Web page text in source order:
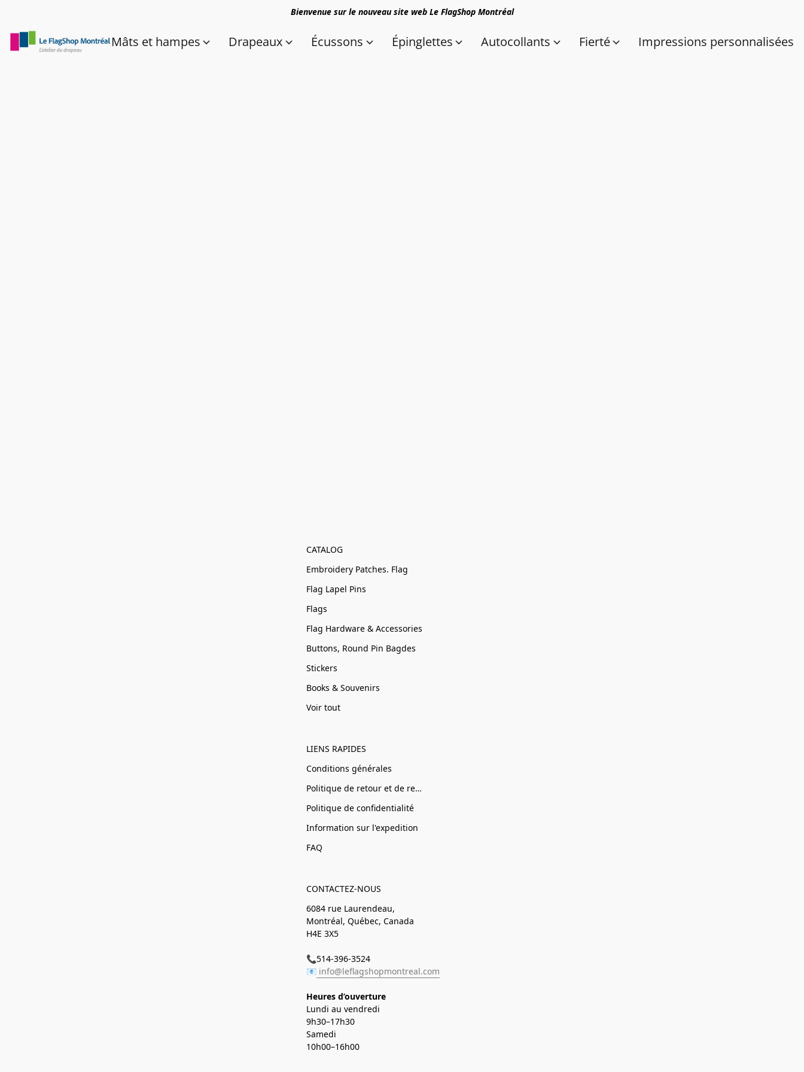
Bienvenue sur le nouveau site web Le FlagShop Montréal
Mâts et hampes Drapeaux Écussons Épinglettes Autocollants Fierté Impressions personnalisées
CATALOG
Embroidery Patches. Flag
Flag Lapel Pins
Flags
Flag Hardware & Accessories
Buttons, Round Pin Bagdes
Stickers
Books & Souvenirs
Voir tout
LIENS RAPIDES
Conditions générales
Politique de retour et de remboursement
Politique de confidentialité
Information sur l'expedition
FAQ
CONTACTEZ-NOUS
6084 rue Laurendeau,
Montréal, Québec, Canada
H4E 3X5
📞514-396-3524
📧 info@leflagshopmontreal.com
Heures d’ouverture
Lundi au vendredi
9h30–17h30
Samedi
10h00–16h00